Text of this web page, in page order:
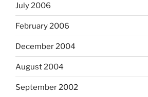
July 2006
February 2006
December 2004
August 2004
September 2002